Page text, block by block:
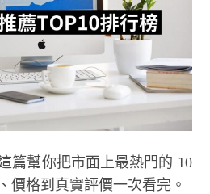
篇幫你把市面上最熱門的 10
價格到真實評價一次看完。